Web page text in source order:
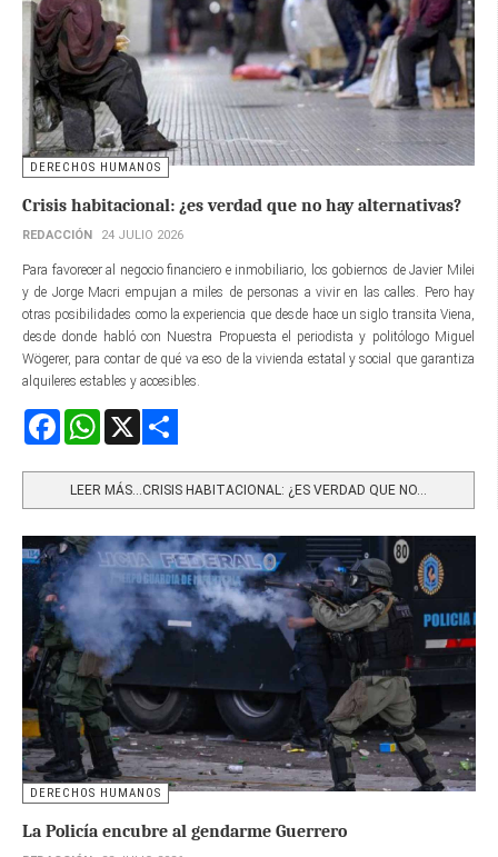
DERECHOS HUMANOS
Crisis habitacional: ¿es verdad que no hay alternativas?
REDACCIÓN 24 JULIO 2026
Para favorecer al negocio financiero e inmobiliario, los gobiernos de Javier Milei
y de Jorge Macri empujan a miles de personas a vivir en las calles. Pero hay
otras posibilidades como la experiencia que desde hace un siglo transita Viena,
desde donde habló con Nuestra Propuesta el periodista y politólogo Miguel
Wögerer, para contar de qué va eso de la vivienda estatal y social que garantiza
alquileres estables y accesibles.
FacebookWhatsApp
LEER MÁS…CRISIS HABITACIONAL: ¿ES VERDAD QUE NO...
DERECHOS HUMANOS
La Policía encubre al gendarme Guerrero